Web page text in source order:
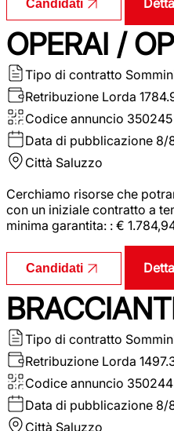
Candidati
OPERAI /
Tipo di contratto
Retribuzione Lorda
Codice annuncio 350245
Data di pubblicazione 8/
Città Saluzzo
Cerchiamo risorse che
con un iniziale contratto a
minima garantita: : €
Candidati
Tipo di contratto
Retribuzione Lorda
Codice annuncio 350244
Data di pubblicazione 8/
Città Saluzzo